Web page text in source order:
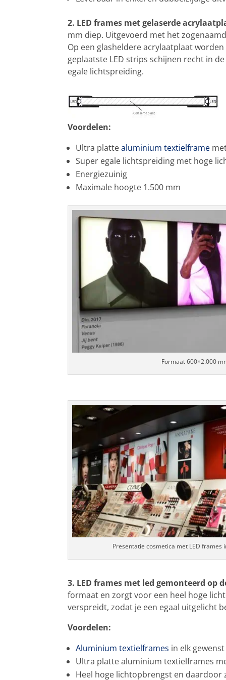
2. LED frames met gelaserde
mm diep. Uitgevoerd met het
Op een glasheldere acrylaatplaat
geplaatste LED strips schijnen recht in
egale lichtspreiding.
Voordelen:
Ultra plattealuminium textielframe
Super egale lichtspreiding met hoge
Energiezuinig
Maximale hoogte 1.500 mm
Formaat 600×2.000
Presentatie cosmetica met LED frames
3. LED frames met led gemonteerd op
formaat en zorgt voor een heel hoge
verspreidt, zodat je een egaal uitgelicht
Voordelen:
Aluminium textielframes in elk
Ultra platte aluminium textielframes
Heel hoge lichtopbrengst en daardoor